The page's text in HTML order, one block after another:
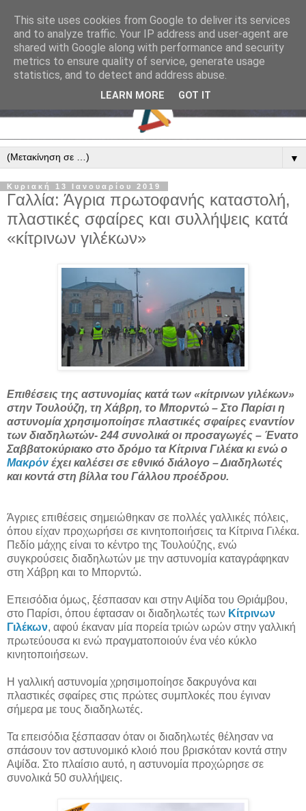
▼
Κυριακή 13 Ιανουαρίου 2019
Γαλλία: Άγρια πρωτοφανής καταστολή,
πλαστικές σφαίρες και συλλήψεις κατά
«κίτρινων γιλέκων»
Επιθέσεις της αστυνομίας κατά των «κίτρινων γιλέκων»
στην Τουλούζη, τη Χάβρη, το Μπορντώ – Στο Παρίσι η
αστυνομία χρησιμοποίησε πλαστικές σφαίρες εναντίον
των διαδηλωτών- 244 συνολικά οι προσαγωγές – Ένατο
Σαββατοκύριακο στο δρόμο τα Κίτρινα Γιλέκα κι ενώ ο
Μακρόν έχει καλέσει σε εθνικό διάλογο – Διαδηλωτές
και κοντά στη βίλλα του Γάλλου προέδρου.
Άγριες επιθέσεις σημειώθηκαν σε πολλές γαλλικές πόλεις,
όπου είχαν προχωρήσει σε κινητοποιήσεις τα Κίτρινα Γιλέκα.
Πεδίο μάχης είναι το κέντρο της Τουλούζης, ενώ
συγκρούσεις διαδηλωτών με την αστυνομία καταγράφηκαν
στη Χάβρη και το Μπορντώ.
Επεισόδια όμως, ξέσπασαν και στην Αψίδα του Θριάμβου,
στο Παρίσι, όπου έφτασαν οι διαδηλωτές των Κίτρινων
Γιλέκων, αφού έκαναν μία πορεία τριών ωρών στην γαλλική
πρωτεύουσα κι ενώ πραγματοποιούν ένα νέο κύκλο
κινητοποιήσεων.
Η γαλλική αστυνομία χρησιμοποίησε δακρυγόνα και
πλαστικές σφαίρες στις πρώτες συμπλοκές που έγιναν
σήμερα με τους διαδηλωτές.
Τα επεισόδια ξέσπασαν όταν οι διαδηλωτές θέλησαν να
σπάσουν τον αστυνομικό κλοιό που βρισκόταν κοντά στην
Αψίδα. Στο πλαίσιο αυτό, η αστυνομία προχώρησε σε
συνολικά 50 συλλήψεις.
This site uses cookies from Google to deliver its services
and to analyze traffic. Your IP address and user-agent are
shared with Google along with performance and security
metrics to ensure quality of service, generate usage
statistics, and to detect and address abuse.
LEARN MORE GOT IT